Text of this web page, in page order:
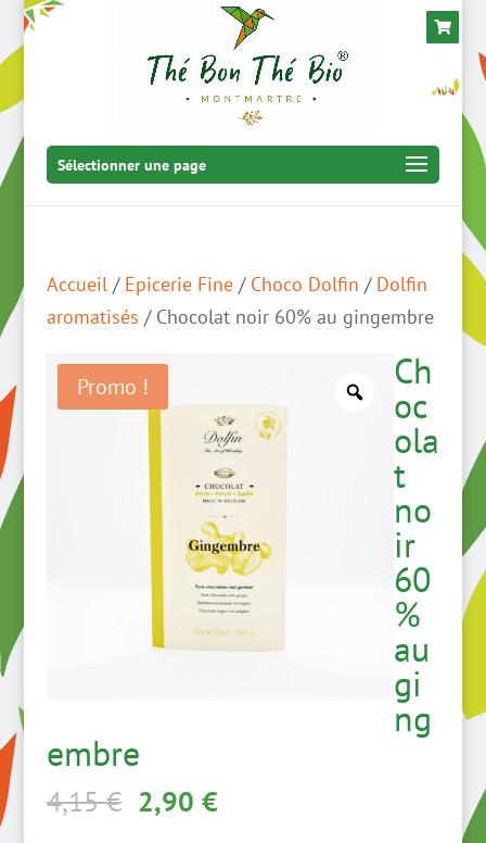
Sélectionner une page
Accueil/ Epicerie Fine/ Choco Dolfin / Dolfin
aromatisés / Chocolat noir 60% au gingembre
Promo ! Ch
oc
ola
t
no
ir
60
%
au
gi
ng
embre
4,15€ Le
2,90 €Le